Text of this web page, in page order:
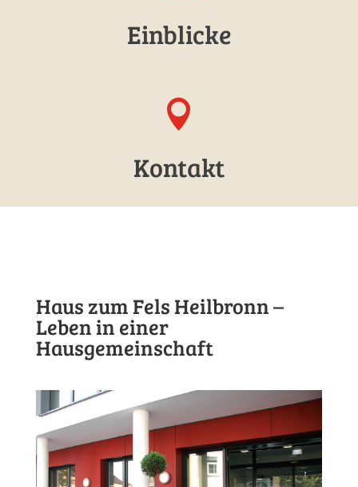
Einblicke

Kontakt
Haus zum Fels Heilbronn –
Leben in einer
Hausgemeinschaft